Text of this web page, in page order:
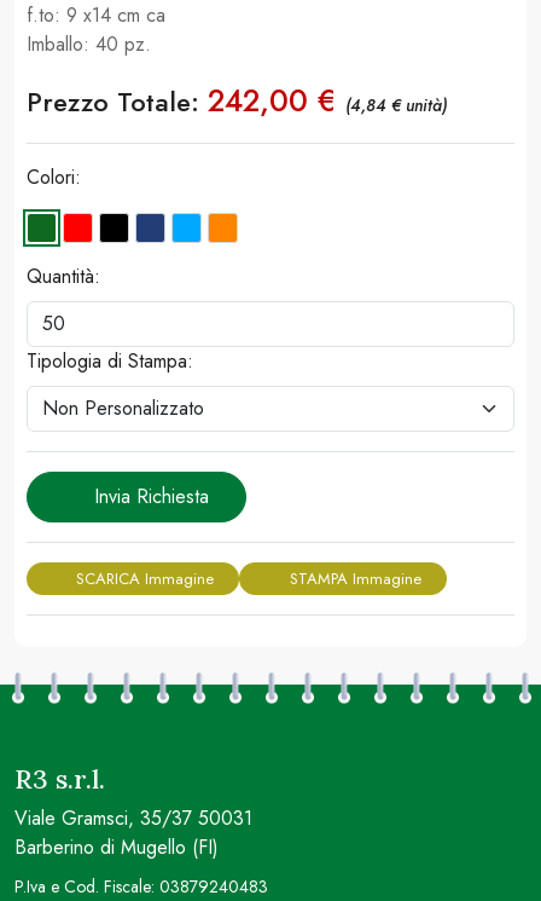
f.to: 9 x14 cm ca
Imballo: 40 pz.
Prezzo Totale: 242,00 € (4,84 € unità)
Colori:
Quantità:
Tipologia di Stampa:
Invia Richiesta
SCARICA Immagine STAMPA Immagine
R3 s.r.l.
Viale Gramsci, 35/37 50031
Barberino di Mugello (FI)
P.Iva e Cod. Fiscale: 03879240483